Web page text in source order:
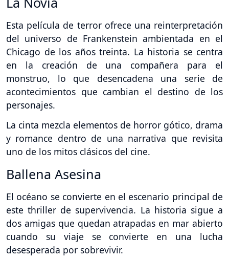
Esta película de terror ofrece una reinterpretación
del universo de Frankenstein ambientada en el
Chicago de los años treinta. La historia se centra
en la creación de una compañera para el
monstruo, lo que desencadena una serie de
acontecimientos que cambian el destino de los
personajes.
La cinta mezcla elementos de horror gótico, drama
y romance dentro de una narrativa que revisita
uno de los mitos clásicos del cine.
Ballena Asesina
El océano se convierte en el escenario principal de
este thriller de supervivencia. La historia sigue a
dos amigas que quedan atrapadas en mar abierto
cuando su viaje se convierte en una lucha
desesperada por sobrevivir.